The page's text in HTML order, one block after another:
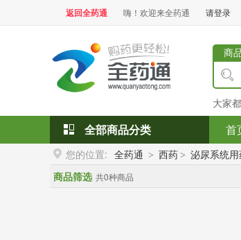
返回全药通 嗨！欢迎来全药通 请登录
商
大家
全部商品分类 首
您的位置: 全药通 > 西药 > 泌尿系统
商品筛选 共0种商品